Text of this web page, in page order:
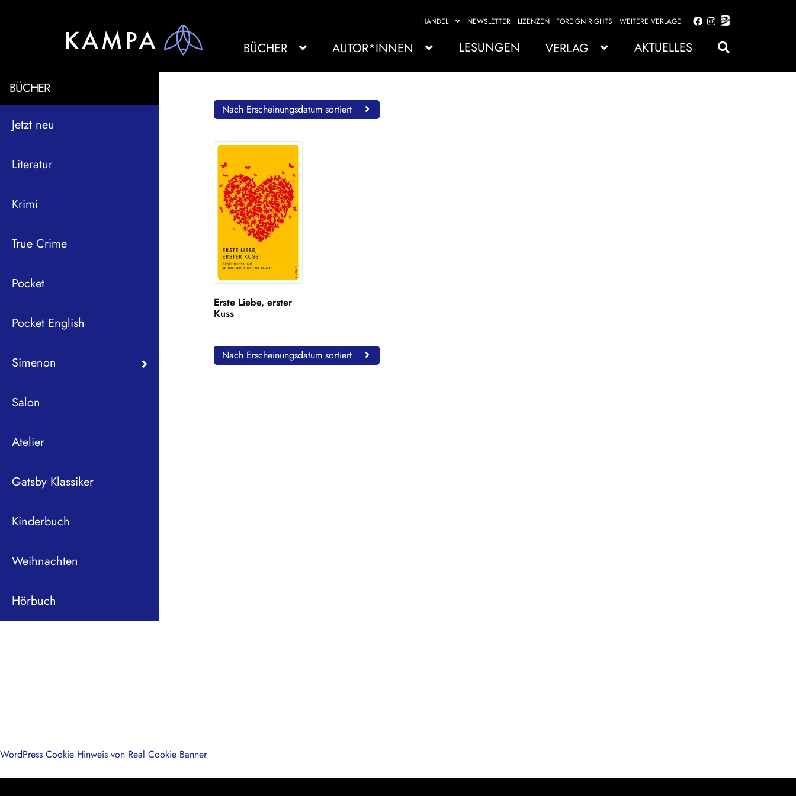
HANDEL NEWSLETTER LIZENZEN | FOREIGN RIGHTS WEITERE VERLAGE
Zur
springen
Zum
springen
BÜCHER AUTOR*INNEN LESUNGEN VERLAG AKTUELLES
BÜCHER
Jetzt neu
Literatur
Krimi
True Crime
Pocket
Pocket English
Simenon
Salon
Atelier
Gatsby Klassiker
Kinderbuch
Weihnachten
Hörbuch
Nach Erscheinungsdatum sortiert
Erste Liebe, erster
Kuss
Nach Erscheinungsdatum sortiert
WordPress Cookie Hinweis von Real Cookie Banner